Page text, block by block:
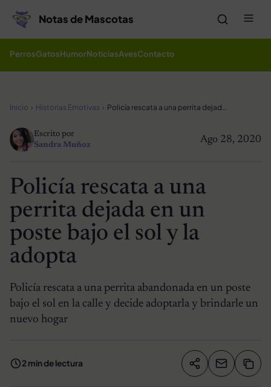
Notas de Mascotas
PerrosGatosHumorNoticiasAvesContacto
Inicio Historias Emotivas Policía rescata a una perrita dejada en un poste bajo el sol y la adopta
Ago 28, 2020
Escrito por
Sandra Muñoz
Policía rescata a una
perrita dejada en un
poste bajo el sol y la
adopta
Policía rescata a una perrita abandonada en un poste
bajo el sol en la calle y decide adoptarla y brindarle un
nuevo hogar
2 min de lectura Compartir